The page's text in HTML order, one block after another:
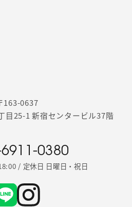
163-0637
目25-1 新宿センタービル37階
0380
/ 定休日 日曜日・祝日